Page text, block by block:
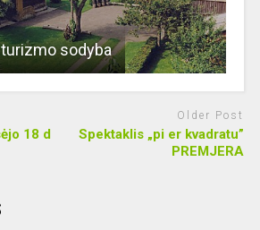
sodyba
18 d
Older Post
Spektaklis „pi er kvadratu”
PREMJERA